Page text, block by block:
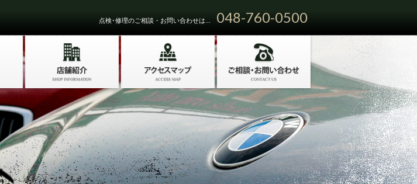
点検･修理のご相談・お問い合わせは... 048-760-0500